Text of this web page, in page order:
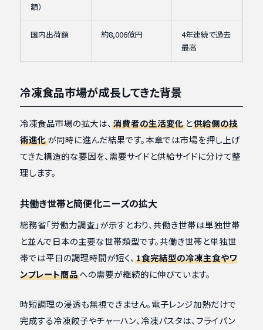
額）
国内出荷額 約8,006億円
4年連続で過去
最高
冷凍食品市場が成長してきた背景
冷凍食品市場の拡大は、 消費者の生活変化と供給側の技
術進化が同時に進んだ結果です。本章では市場を押し上げ
てきた構造的な要因を、需要サイドと供給サイドに分けて整
理します。
共働き世帯と簡便化ニーズの拡大
総務省「労働力調査」が示すとおり、共働き世帯は単独世帯
と並んで日本の主要な世帯類型です。共働き世帯と単独世
帯では平日の調理時間が短く、 1食完結型の冷凍主食やワ
ンプレート商品への需要が継続的に伸びています。
時短調理の浸透も無視できません。電子レンジ加熱だけで
完成する冷凍餃子やチャーハン、冷凍パスタは、フライパン